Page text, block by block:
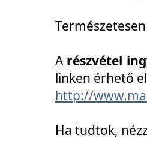
A részvétel
linken érhető
http://
Ha tudtok,